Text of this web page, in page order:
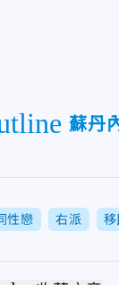
蘇丹
性戀 右派 移